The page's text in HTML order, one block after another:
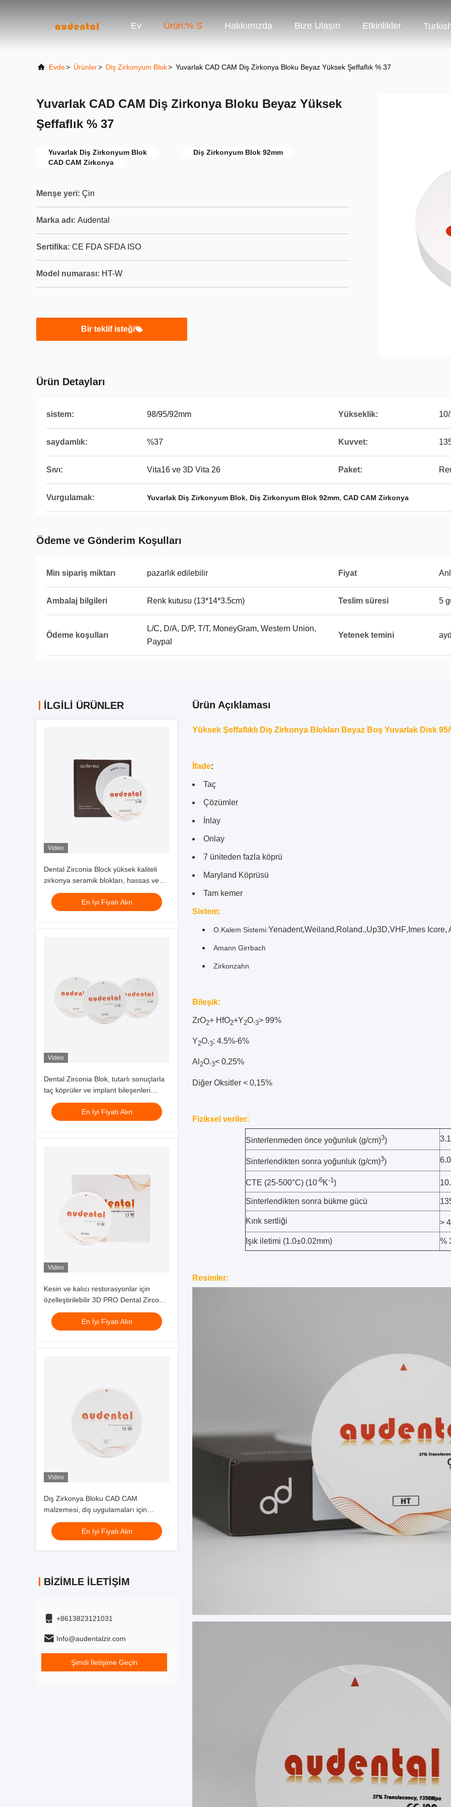
Ev Ürün:% S Hakkımızda Bize Ulaşın Etkinlikler
Evde> Ürünler> Diş Zirkonyum Blok> Yuvarlak CAD CAM Diş Zirkonya Bloku Beyaz Yüksek Şeffaflık % 37
Yuvarlak CAD CAM Diş Zirkonya Bloku Beyaz Yüksek
Şeffaflık % 37
Yuvarlak Diş Zirkonyum Blok
Diş Zirkonyum Blok 92mm
CAD CAM Zirkonya
Menşe yeri: Çin
Marka adı: Audental
Sertifika: CE FDA SFDA ISO
Model numarası: HT-W
Bir teklif isteği
Ürün Detayları
sistem: 98/95/92mm Yükseklik:
saydamlık: %37 Kuvvet:
Sıvı: Vita16 ve 3D Vita 26 Paket:
Vurgulamak: Yuvarlak Diş Zirkonyum Blok, Diş Zirkonyum Blok 92mm, CAD CAM Zirkonya
Ödeme ve Gönderim Koşulları
Min sipariş miktarı pazarlık edilebilir Fiyat
Ambalaj bilgileri Renk kutusu (13*14*3.5cm) Teslim süresi 5
Ödeme koşulları
L/C, D/A, D/P, T/T, MoneyGram, Western Union,
Paypal
Yetenek temini
İLGİLİ ÜRÜNLER
Video
Dental Zirconia Block yüksek kaliteli
zirkonya seramik blokları, hassas ve
uzun süreli diş restorasyon çözümleri
sağlar
En İyi Fiyatı Alın
Video
Dental Zirconia Blok, tutarlı sonuçlarla
taç köprüler ve implant bileşenleri
üreten diş laboratuvarları için idealdir.
En İyi Fiyatı Alın
Video
Kesin ve kalıcı restorasyonlar için
özelleştirilebilir 3D PRO Dental Zirconia
Bloku
En İyi Fiyatı Alın
Video
Diş Zirkonya Bloku CAD CAM
malzemesi, diş uygulamaları için
mükemmel ışık iletimliliği ve sinterleme
performansı ileEn İyi Fiyatı Alın
BIZIMLE İLETIŞIM
+8613823121031
Info@audentalzir.com
Şimdi İletişime Geçin
Ürün Açıklaması
Yüksek Şeffaflıklı Diş Zirkonya Blokları Beyaz Boş Yuvarlak Disk
İfade:
Taç
Çözümler
İnlay
Onlay
7 üniteden fazla köprü
Maryland Köprüsü
Tam kemer
Sistem:
O. Kalem Sistemi:Yenadent,Weiland,Roland.,Up3D,VHF, Imes Icore,
Amann Girrbach
Zirkonzahn
Bileşik:
ZrO2+ HfO2+Y2O.3> 99%
Y2O.3: 4.5%-6%
Al 2O.3< 0,25%
Diğer Oksitler < 0,15%
Fiziksel veriler:
Sinterlenmeden önce yoğunluk (g/cm)3)
Sinterlendikten sonra yoğunluk (g/cm)3)
CTE (25-500°C) (10-6K-1)
Sinterlendikten sonra bükme gücü
Kırık sertliği >
Işık iletimi (1.0±0.02mm) %
Resimler: